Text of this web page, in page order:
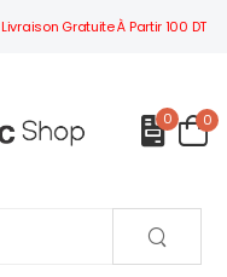
Livraison Gratuite À Partir 100 DT
0 0